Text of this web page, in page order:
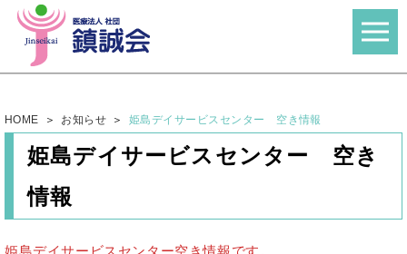
HOME お知らせ 姫島デイサービスセンター 空き情報
姫島デイサービスセンター 空き
情報
姫島デイサービスセンター空き情報です。